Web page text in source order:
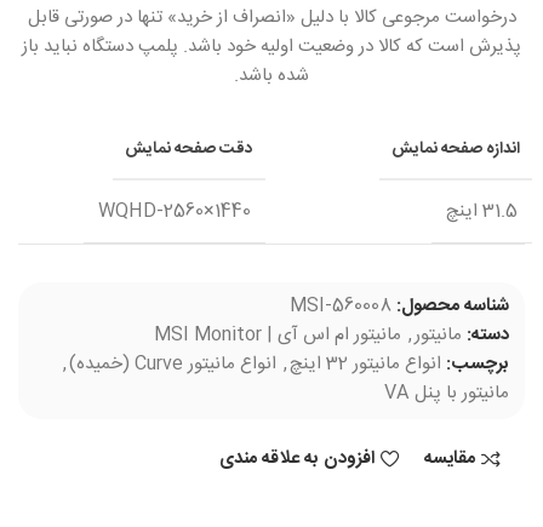
درخواست مرجوعی کالا با دلیل «انصراف از خرید» تنها در صورتی قابل
پذیرش است که کالا در وضعیت اولیه خود باشد. پلمپ دستگاه نباید باز
شده باشد.
اندازه صفحه نمایش
31.5 اینچ
دقت صفحه نمایش
WQHD-2560×1440
شناسه محصول: MSI-560008
دسته: مانیتور, مانیتور ام اس آی | MSI Monitor
برچسب: انواع مانیتور 32 اینچ , انواع مانیتور Curve (خمیده)
,
مانیتور با پنل VA
مقایسه افزودن به علاقه مندی